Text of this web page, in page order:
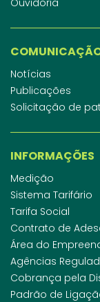
Notícias
Publicações
Solicitação de
INFORMAÇÕES
Medição
Sistema Tarifário
Tarifa Social
Contrato de
Área do
Agências
Cobrança pela
Padrão de